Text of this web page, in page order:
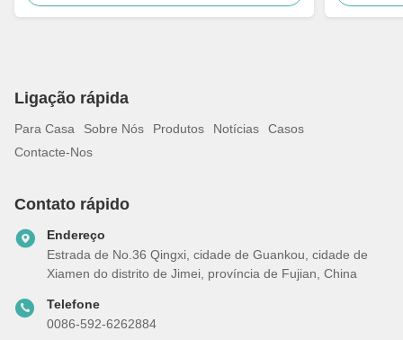
Ligação rápida
Para Casa Sobre Nós Produtos Notícias
Casos
Contacte-Nos
Contato rápido
Endereço
Estrada de No.36 Qingxi, cidade de Guankou, cidade de
Xiamen do distrito de Jimei, província de Fujian, China
Telefone
0086-592-6262884